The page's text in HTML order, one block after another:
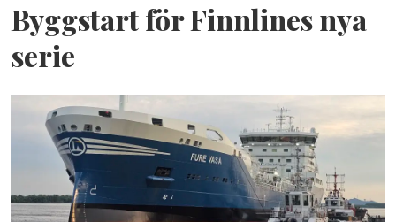
Byggstart för Finnlines nya
serie